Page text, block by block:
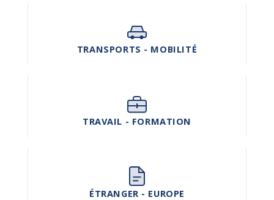
TRANSPORTS - MOBILITÉ
TRAVAIL - FORMATION
ÉTRANGER - EUROPE